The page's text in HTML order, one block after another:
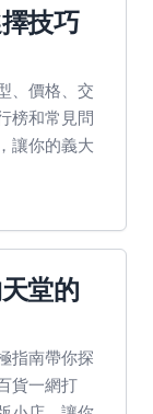
技巧
、價格、交
榜和常見問
讓你的義大
堂的
指南帶你探
貨一網打